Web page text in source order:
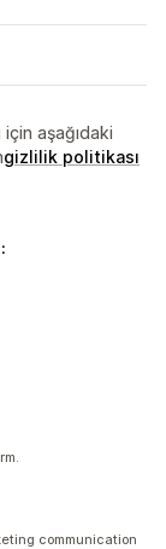
için aşağıdaki
gizlilik politikası
communication